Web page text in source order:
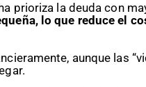
prioriza la deuda con
lo que reduce el
aunque las